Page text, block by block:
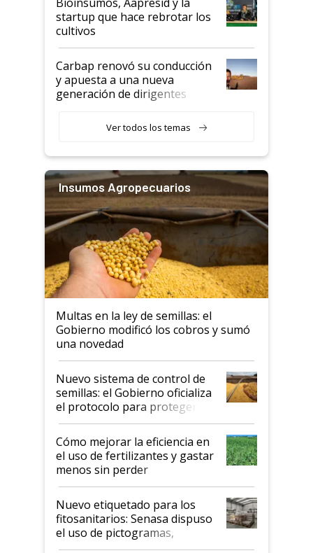
startup que hace rebrotar los
cultivos
Carbap renovó su conducción
y apuesta a una nueva
generación de dirigentes
Ver todos los temas
Insumos Agropecuarios
Multas en la ley de semillas: el
Gobierno modificó los cobros y sumó
una novedad
Nuevo sistema de control de
semillas: el Gobierno oficializa
el protocolo para proteger la
propiedad intelectual
Cómo mejorar la eficiencia en
el uso de fertilizantes y gastar
menos sin perder
productividad en la campaña
fina
Nuevo etiquetado para los
fitosanitarios: Senasa dispuso
el uso de pictogramas,
palabras de advertencia e